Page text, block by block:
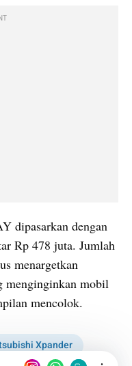
dipasarkan dengan
Rp 478 juta. Jumlah
menargetkan
menginginkan mobil
mencolok.
Xpander